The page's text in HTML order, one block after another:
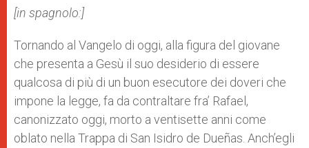
[in spagnolo:]
Tornando al Vangelo di oggi, alla figura del giovane
che presenta a Gesù il suo desiderio di essere
qualcosa di più di un buon esecutore dei doveri che
impone la legge, fa da contraltare fra’ Rafael,
canonizzato oggi, morto a ventisette anni come
oblato nella Trappa di San Isidro de Dueñas. Anch’egli